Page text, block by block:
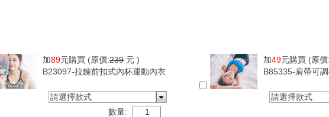
加89元購買 (原價:239 元 )
B23097-拉鍊前扣式內杯運動內衣
請選擇款式
數量:
加49元購買 (原價:
B85335-肩帶可
請選擇款式